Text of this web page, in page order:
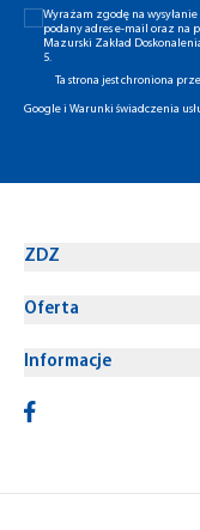
Wyrażam zgodę na
podany adres e-mail oraz na
Mazurski Zakład
5.
Ta strona jest chroniona
Googlei Warunki świadczenia
ZDZ
Oferta
Informacje